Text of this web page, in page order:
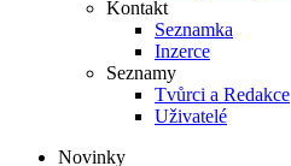
Kontakt
Seznamka
Inzerce
Seznamy
Tvůrci a Redakce
Uživatelé
Novinky